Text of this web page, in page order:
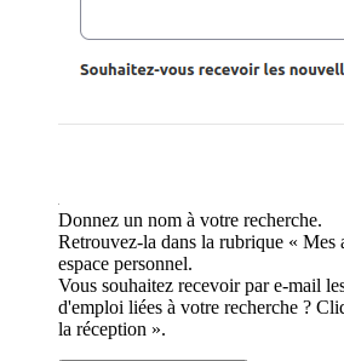
Donnez un nom à votre recherche.
Retrouvez-la dans la rubrique « Mes
espace personnel.
Vous souhaitez recevoir par e-mail
d'emploi liées à votre recherche ?
la réception ».